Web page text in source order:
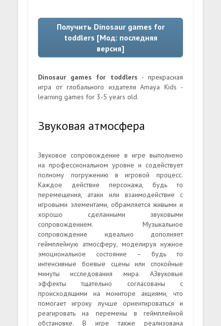
Получить Dinosaur games for
toddlers [Мод: последняя
версия]
Dinosaur games for toddlers - прекрасная
игра от глобального издателя Amaya Kids -
learning games for 3-5 years old.
Звуковая атмосфера
Звуковое сопровождение в игре выполнено
на профессиональном уровне и содействует
полному погружению в игровой процесс.
Каждое действие персонажа, будь то
перемещения, атаки или взаимодействие с
игровыми элементами, обрамляется живыми и
хорошо сделанными звуковыми
сопровождением. Музыкальное
сопровождение идеально дополняет
геймплейную атмосферу, моделируя нужное
эмоциональное состояние – будь то
интенсивные боевые сцены или спокойные
минуты исследования мира. АЗвуковые
эффекты тщательно согласованы с
происходящими на мониторе акциями, что
помогает игроку лучше ориентироваться и
реагировать на перемены в геймплейной
обстановке. В игре также реализована